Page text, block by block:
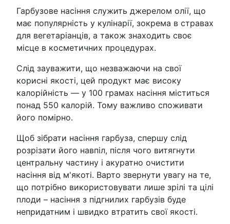
Гарбузове насіння служить джерелом олії, що
має популярність у кулінарії, зокрема в стравах
для вегетаріанців, а також знаходить своє
місце в косметичних процедурах.
Слід зауважити, що незважаючи на свої
корисні якості, цей продукт має високу
калорійність — у 100 грамах насіння міститься
понад 550 калорій. Тому важливо споживати
його помірно.
Щоб зібрати насіння гарбуза, спершу слід
розрізати його навпіл, після чого витягнути
центральну частину і акуратно очистити
насіння від м'якоті. Варто звернути увагу на те,
що потрібно використовувати лише зрілі та цілі
плоди – насіння з підгнилих гарбузів буде
непридатним і швидко втратить свої якості.